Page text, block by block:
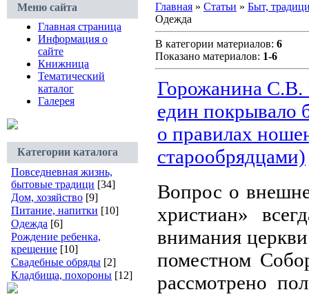
Меню сайта
Главная страница
Информация о
сайте
Книжница
Тематический
каталог
Галерея
Категории каталога
Повседневная жизнь,
бытовые традици [34]
Дом, хозяйство [9]
Питание, напитки [10]
Одежда [6]
Рождение ребенка,
крещение [10]
Свадебные обряды [2]
Кладбища, похороны [12]
Главная » Статьи » Быт,
Одежда
В категории материалов: 6
Показано материалов: 1-6
Горожанина С.В.
един покрывало
о правилах
старообрядцами)
Вопрос о
христиан»
внимания
помест­ном
рассмотрено